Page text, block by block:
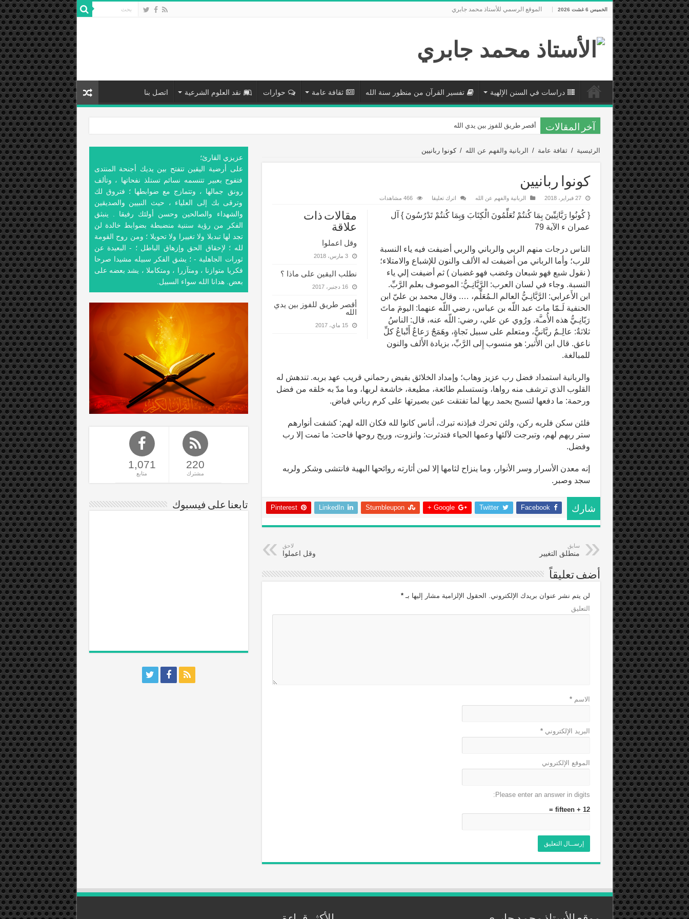
الخميس 6 غشت 2026 الموقع الرسمي للأستاذ محمد جابري
دراسات في السنن الإلهية تفسير القرآن من منظور سنة الله ثقافة عامة حوارات نقد العلوم الشرعية اتصل بنا
آخر المقالات أقصر طريق للفوز بين يدي الله
الرئيسية / ثقافة عامة / الربانية والفهم عن الله / كونوا ربانيين
كونوا ربانيين
27 فبراير، 2018 الربانية والفهم عن الله اترك تعليقا 466 مشاهدات
مقالات ذات
علاقة
وقل اعملوا
3 مارس، 2018
نطلب اليقين على ماذا ؟
16 دجنبر، 2017
أقصر طريق للفوز بين يدي
الله
15 ماي، 2017
{ كُونُوا رَبَّانِيِّينَ بِمَا كُنتُمْ تُعَلِّمُونَ الْكِتَابَ وَبِمَا كُنتُمْ تَدْرُسُونَ } آل
عمران ء الآية 79
الناس درجات منهم الربي والرباني والربي أضيفت فيه ياء النسبة
للرب؛ وأما الرباني من أضيفت له الألف والنون للإشباع والامتلاء؛
( نقول شبع فهو شبعان وغضب فهو غضبان ) ثم أضيفت إلي ياء
النسبة. وجاء في لسان العرب: الرَّبَّانِـيُّ: الموصوف بعلم الرَّبِّ.
ابن الأَعرابي: الرَّبَّانِـيُّ العالم الـمُعَلِّم، …. وقال محمد بن عليّ ابن
الحنفية لَـمّا ماتَ عبد اللّه بن عباس، رضي اللّه عنهما: اليومَ ماتَ
رَبّانِـيُّ هذه الأُمـَّة. ورُوي عن علي، رضي: اللّه عنه، قال: الناسُ
ثلاثةٌ: عالِـمٌ ربَّانيٌّ، ومتعلم على سبيل نَجاةٍ، وهَمَجٌ رَعاعٌ أَتْباعُ كلِّ
ناعق. قال ابن الأَثير: هو منسوب إِلى الرَّبِّ، بزيادة الأَلف والنون
للمبالغة.
والربانية استمداد فضل رب عزيز وهاب؛ وإمداد الخلائق بفيض رحماني قريب عهد بربه. تندهش له
القلوب الذي ترشف منه رواها، وتستسلم طائعة، مطيعة، خاشعة لربها، وما مدّ به خلقه من فضل
ورحمة: ما دفعها لتسبح بحمد ربها لما تفتقت عين بصيرتها على كرم رباني فياض.
فلئن سكن فلربه ركن، ولئن تحرك فبإذنه تبرك، أناس كانوا لله فكان الله لهم: كشفت أنوارهم
ستر ربهم لهم، وتبرجت لآلئها وعمها الحياء فتدثرت: وانزوت، وريح روحها فاحت: ما تمت إلا رب
وفضل.
إنه معدن الأسرار وسر الأنوار، وما ينزاح لثامها إلا لمن أثارته روائحها البهية فانتشى وشكر ولربه
سجد وصبر.
شارك Facebook
Twitter
Google +
Stumbleupon
LinkedIn
Pinterest
سابق
منطلق التغيير
لاحق
وقل اعملوا
أضف تعليقاً
لن يتم نشر عنوان بريدك الإلكتروني. الحقول الإلزامية مشار إليها بـ*
التعليق
الاسم*
البريد الإلكتروني*
الموقع الإلكتروني
Please enter an answer in digits:
12 + fifteen =
عزيزي القارئ؛
على أرضية اليقين تتفتح بين يديك أجنحة المنتدى
فتفوح بعبير تتنسمه نسائم تستلذ نفحاتها ، وتألف
رونق جمالها ، وتتمازج مع ضوابطها ؛ فتروق لك
وترقى بك إلى العلياء ، حيث النبيين والصديقين
والشهداء والصالحين وحسن أولئك رفيقا . ينبثق
الفكر من رؤية سننية منضبطة بضوابط خالدة لن
تجد لها تبديلا ولا تغييرا ولا تحويلا ؛ ومن روح القومة
لله ؛ لإحقاق الحق وإزهاق الباطل ؛ - البعيدة عن
ثورات الجاهلية - ؛ يشق الفكر سبيله مشيدا صرحا
فكريا متوازنا ، ومتآزرا ، ومتكاملا ، يشد بعضه على
بعض. هدانا الله سواء السبيل.
220
مشترك
1,071
متابع
تابعنا على فيسبوك